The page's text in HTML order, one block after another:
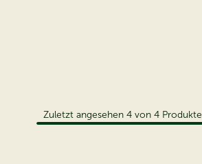
Zuletzt angesehen 4 von 4 Produkte